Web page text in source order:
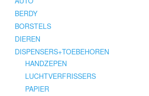
BERDY
BORSTELS
DIEREN
DISPENSERS+TOEBEHOREN
HANDZEPEN
LUCHTVERFRISSERS
PAPIER